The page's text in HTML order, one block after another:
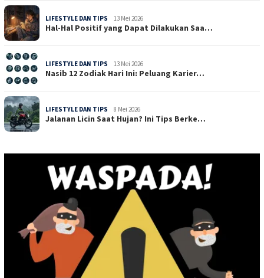
LIFESTYLE DAN TIPS 13 Mei 2026
Hal-Hal Positif yang Dapat Dilakukan Saa…
LIFESTYLE DAN TIPS 13 Mei 2026
Nasib 12 Zodiak Hari Ini: Peluang Karier…
LIFESTYLE DAN TIPS 8 Mei 2026
Jalanan Licin Saat Hujan? Ini Tips Berke…